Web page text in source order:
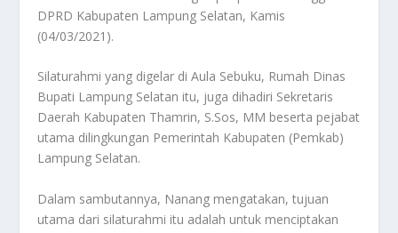
DPRD Kabupaten Lampung Selatan, Kamis
(04/03/2021).
Silaturahmi yang digelar di Aula Sebuku, Rumah Dinas
Bupati Lampung Selatan itu, juga dihadiri Sekretaris
Daerah Kabupaten Thamrin, S.Sos, MM beserta pejabat
utama dilingkungan Pemerintah Kabupaten (Pemkab)
Lampung Selatan.
Dalam sambutannya, Nanang mengatakan, tujuan
utama dari silaturahmi itu adalah untuk menciptakan